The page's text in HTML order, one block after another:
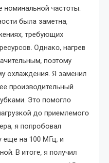
частоты.
была заметна,
требующих
Однако, нагрев
поэтому
охлаждения. Я заменил
производительный
Это помогло
до приемлемого
я попробовал
еще на 100 МГц, и
В итоге, я получил